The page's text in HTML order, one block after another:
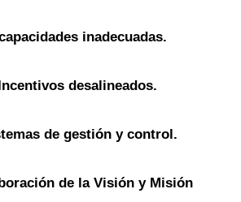
inadecuadas.
desalineados.
de gestión y control.
de la Visión y Misión